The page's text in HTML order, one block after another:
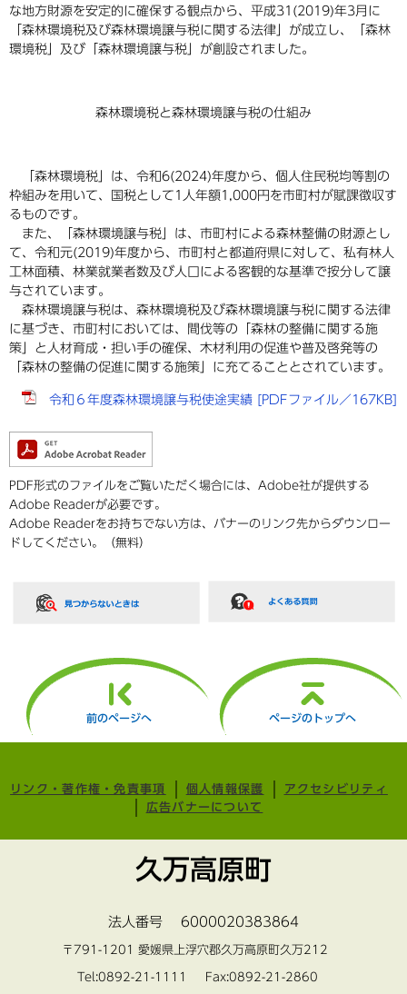
な地方財源を安定的に確保する観点から、平成31(2019)年3月に
「森林環境税及び森林環境譲与税に関する法律」が成立し、「森林
環境税」及び「森林環境譲与税」が創設されました。
森林環境税と森林環境譲与税の仕組み
「森林環境税」は、令和6(2024)年度から、個人住民税均等割の
枠組みを用いて、国税として1人年額1,000円を市町村が賦課徴収す
るものです。
また、「森林環境譲与税」は、市町村による森林整備の財源とし
て、令和元(2019)年度から、市町村と都道府県に対して、私有林人
工林面積、林業就業者数及び人口による客観的な基準で按分して譲
与されています。
森林環境譲与税は、森林環境税及び森林環境譲与税に関する法律
に基づき、市町村においては、間伐等の「森林の整備に関する施
策」と人材育成・担い手の確保、木材利用の促進や普及啓発等の
「森林の整備の促進に関する施策」に充てることとされています。
令和６年度森林環境譲与税使途実績 [PDFファイル／167KB]
PDF形式のファイルをご覧いただく場合には、Adobe社が提供する
Adobe Readerが必要です。
Adobe Readerをお持ちでない方は、バナーのリンク先からダウンロー
ドしてください。（無料）
前のページへ ページのトップへ
リンク・著作権・免責事項 個人情報保護
アクセシビリティ
広告バナーについて
久万高原町
法人番号 6000020383864
〒791-1201 愛媛県上浮穴郡久万高原町久万212
Tel:0892-21-1111 Fax:0892-21-2860